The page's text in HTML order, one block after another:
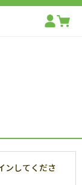
ンしてくださ